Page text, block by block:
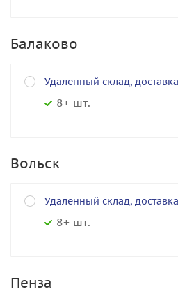
Балаково
Удаленный склад,
8+ шт.
Вольск
Удаленный склад,
8+ шт.
Пенза